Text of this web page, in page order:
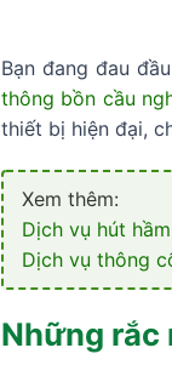
Bạn đang đau
thông bồn cầu
thiết bị hiện đại,
Xem thêm:
Dịch vụ hút
Dịch vụ thông
Những rắc